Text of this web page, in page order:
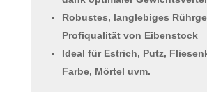
Robustes, langlebiges
Profiqualität von Eibenstock
Ideal für Estrich, Putz,
Farbe, Mörtel uvm.